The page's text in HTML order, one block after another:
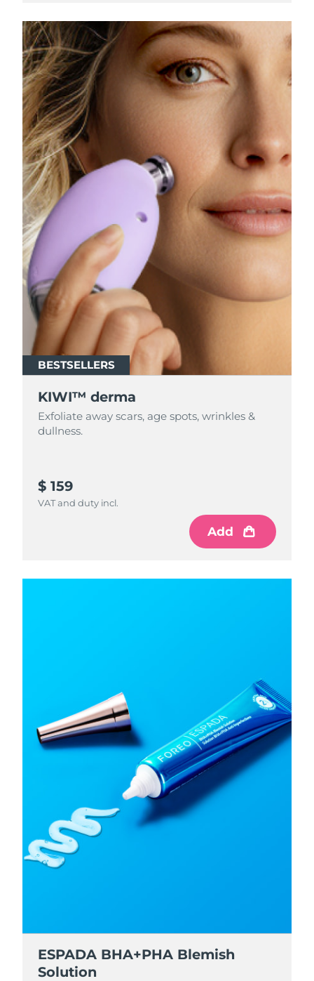
BESTSELLERS
KIWI™ derma
Exfoliate away scars, age spots, wrinkles &
dullness.
$ 159
VAT and duty incl.
Add
ESPADA BHA+PHA Blemish
Solution